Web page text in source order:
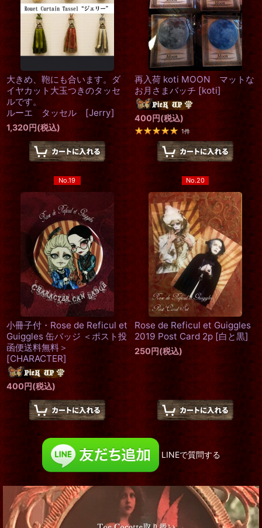
大きめ、鞄にも合います。ダ
イヤカット大玉つきのタッセ
ルです。
ルーエ タッセル [Jerry]
1,320円(税込)
再入荷 koti MOON マットな
お月さまバッチ [koti]
400円(税込)
1件
No.19
小冊子付・Rose de Reficul et
Guiggles 缶バッジ ＜ポスト投
函便送料無料＞
[CHARACTER]
400円(税込)
No.20
Rose de Reficul et Guiggles
2019 Post Card 2p [白と黒]
250円(税込)
LINEで質問する